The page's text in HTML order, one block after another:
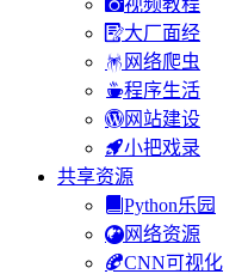
视频教程
大厂面经
网络爬虫
程序生活
网站建设
小把戏录
共享资源
Python乐园
网络资源
CNN可视化